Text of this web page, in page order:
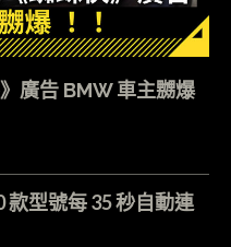
廣告 BMW 車主嬲爆
款型號每 35 秒自動連